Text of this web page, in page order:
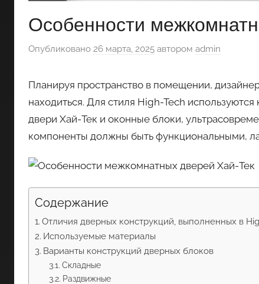
Особенности
Опубликовано 26 марта, 2025 автором admin
Планируя пространство в помещении,
находиться. Для стиля High-Tech
двери Хай-Тек и оконные блоки,
компоненты должны быть функциональными,
Содержание
Отличия дверных конструкций, выполненных в
Используемые материалы
Варианты конструкций дверных блоков
Складные
Раздвижные